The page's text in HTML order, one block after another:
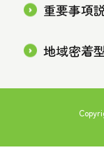
重要事項
地域密着